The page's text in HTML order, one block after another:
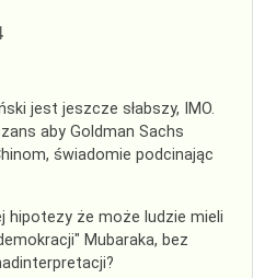
jest jeszcze słabszy, IMO.
aby Goldman Sachs
świadomie podcinając
hipotezy że może ludzie mieli
Mubaraka, bez